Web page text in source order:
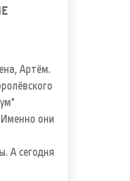
Артём.
Именно они
А сегодня